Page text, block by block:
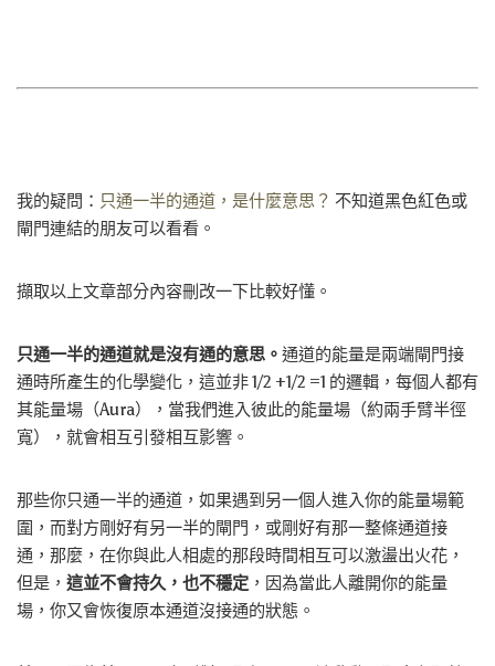
我的疑問： 只通一半的通道，是什麼意思？ 不知道黑色紅色或
閘門連結的朋友可以看看。
擷取以上文章部分內容刪改一下比較好懂。
只通一半的通道就是沒有通的意思。 通道的能量是兩端閘門接
通時所產生的化學變化，這並非 1/2 +1/2 =1 的邏輯，每個人都有
其能量場（Aura），當我們進入彼此的能量場（約兩手臂半徑
寬），就會相互引發相互影響。
那些你只通一半的通道，如果遇到另一個人進入你的能量場範
圍，而對方剛好有另一半的閘門，或剛好有那一整條通道接
通，那麼，在你與此人相處的那段時間相互可以激盪出火花，
但是， 這並不會持久，也不穩定 ，因為當此人離開你的能量
場，你又會恢復原本通道沒接通的狀態。